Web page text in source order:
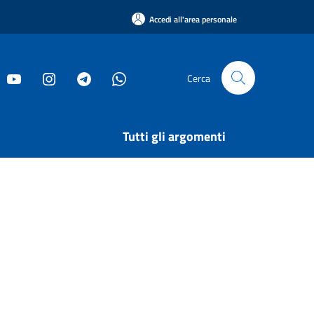
Accedi all'area personale
Cerca
Tutti gli argomenti